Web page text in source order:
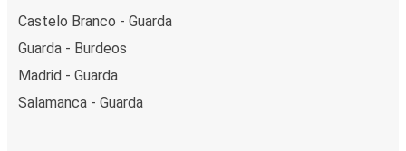
Castelo Branco - Guarda
Guarda - Burdeos
Madrid - Guarda
Salamanca - Guarda